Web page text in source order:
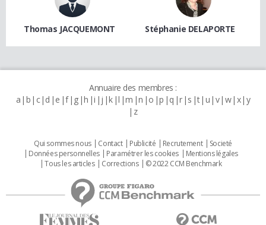
Thomas JACQUEMONT Stéphanie DELAPORTE
Annuaire des membres :
a b c d e f g h i j k l m n o p q r s t u v w x y
z
Qui sommes nous Contact Publicité Recrutement
Societé
Données personnelles
Paramétrer les cookies
Mentions légales
Tous les articles
Corrections © 2022 CCM Benchmark